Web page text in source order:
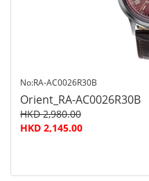
No:RA-AC0026R30B
Orient_RA-AC0026R30B
HKD 2,980.00
HKD 2,145.00